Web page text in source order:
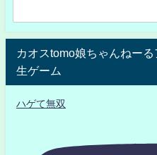
カオスtomo娘ちゃんねー
生ゲーム
ハゲて無双